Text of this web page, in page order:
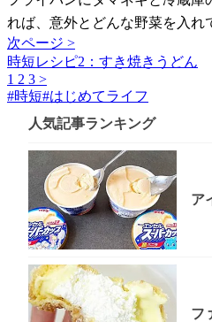
れば、意外とどんな野菜を入れ
次ページ >
時短レシピ2：すき焼きうどん
1 2 3 >
#時短#はじめてライフ
人気記事ランキング
ア
フ